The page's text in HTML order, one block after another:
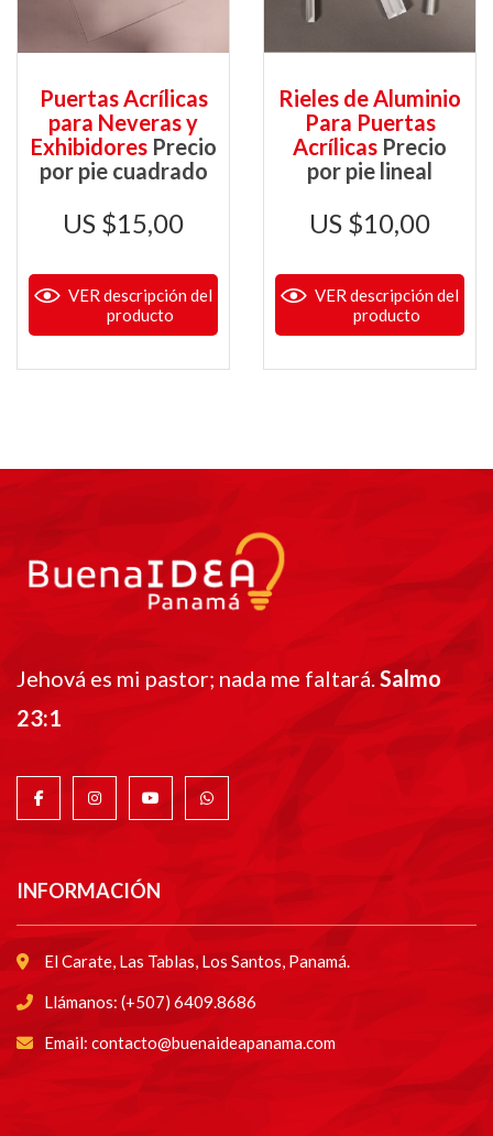
Puertas Acrílicas
para Neveras y
ExhibidoresPrecio
por pie cuadrado
$15,00
VER descripción del
producto
Rieles de Aluminio
Para Puertas
Acrílicas Precio
por pie lineal
$10,00
VER descripción del
producto
Jehová es mi pastor; nada me faltará. Salmo
23:1
INFORMACIÓN
El Carate, Las Tablas, Los Santos, Panamá.
Llámanos: (+507) 6409.8686
Email: contacto@buenaideapanama.com